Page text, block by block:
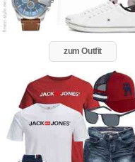
zum Outfit